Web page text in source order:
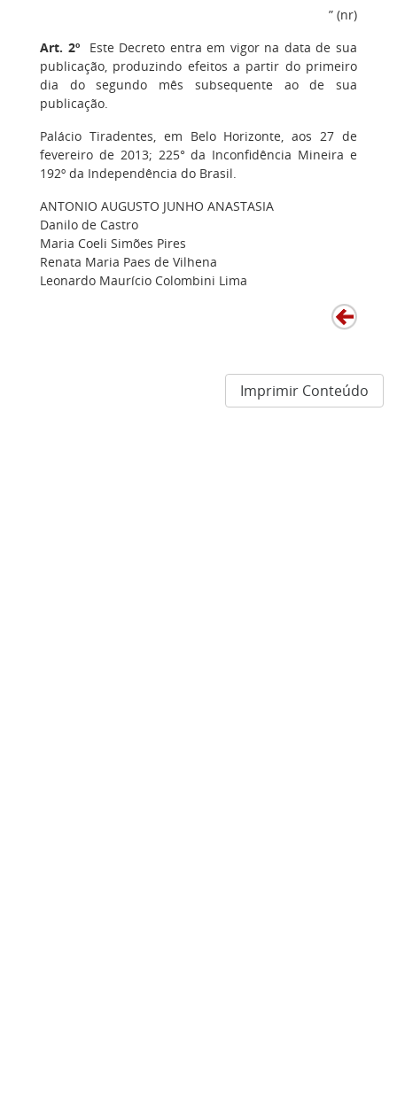
” (nr)
Art. 2ºEste Decreto entra em vigor na data de sua
publicação, produzindo efeitos a partir do primeiro
dia do segundo mês subsequente ao de sua
publicação.
Palácio Tiradentes, em Belo Horizonte, aos 27 de
fevereiro de 2013; 225° da Inconfidência Mineira e
192º da Independência do Brasil.
ANTONIO AUGUSTO JUNHO ANASTASIA
Danilo de Castro
Maria Coeli Simões Pires
Renata Maria Paes de Vilhena
Leonardo Maurício Colombini Lima
Imprimir Conteúdo